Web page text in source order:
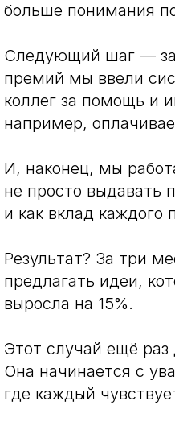
больше понимания
Следующий шаг —
премий мы ввели
коллег за помощь и
например,
И, наконец, мы
не просто выдавать
и как вклад каждого
Результат? За три
предлагать идеи,
выросла на 15%.
Этот случай ещё
Она начинается с
где каждый